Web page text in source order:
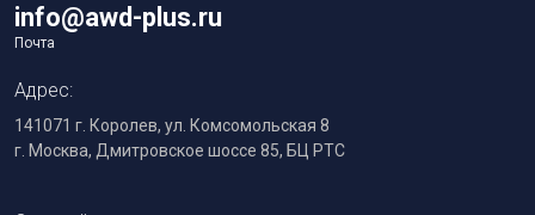
info@awd-plus.ru
Почта
Адрес:
141071 г. Королев, ул. Комсомольская 8
г. Москва, Дмитровское шоссе 85, БЦ РТС